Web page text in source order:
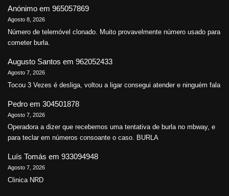
Anónimo em 965057869
Agosto 8, 2026
Número de telemóvel clonado. Muito provavelmente número usado para
cometer burla.
Augusto Santos em 962052433
Agosto 7, 2026
Tocou 3 Vezes é desliga, voltou a ligar consegui atender e ninguém fala
Pedro em 304501878
Agosto 7, 2026
Operadora a dizer que recebemos uma tentativa de burla no mbway, e
para teclar em números consoante o caso. BURLA
Luís Tomás em 933094948
Agosto 7, 2026
Clinica NRD